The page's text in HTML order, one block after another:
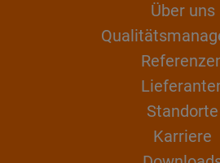
Über uns
Standorte
Karriere